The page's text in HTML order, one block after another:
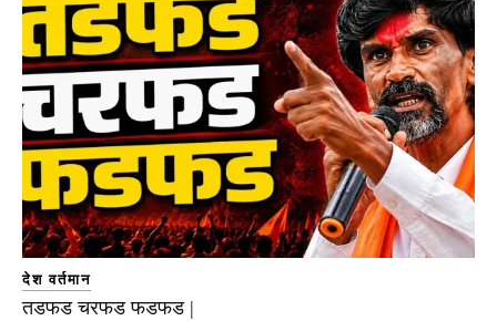
देश वर्तमान
तडफड चरफड फडफड |